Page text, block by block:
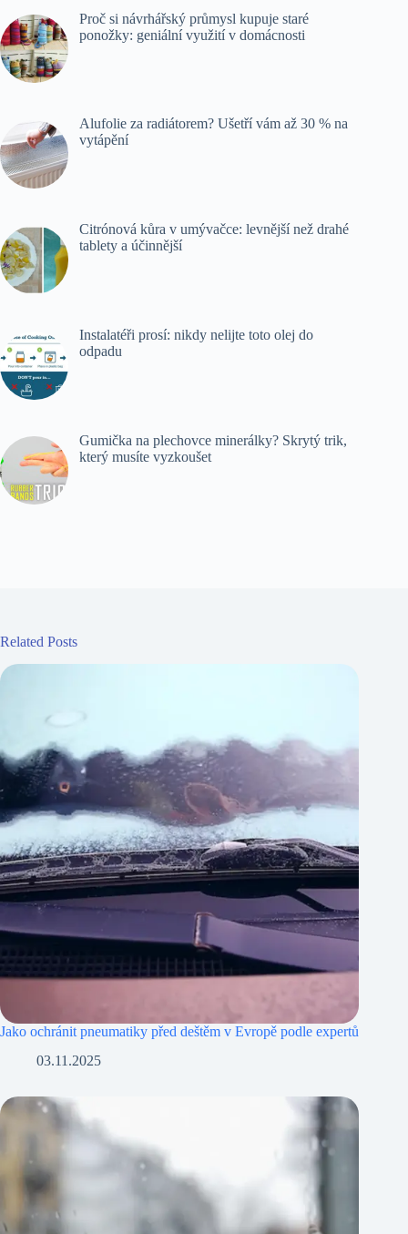
Proč si návrhářský průmysl kupuje staré
ponožky: geniální využití v domácnosti
Alufolie za radiátorem? Ušetří vám až 30 % na
vytápění
Citrónová kůra v umývačce: levnější než drahé
tablety a účinnější
Instalatéři prosí: nikdy nelijte toto olej do
odpadu
Gumička na plechovce minerálky? Skrytý trik,
který musíte vyzkoušet
Related Posts
Jako ochránit pneumatiky před deštěm v Evropě podle expertů
03.11.2025